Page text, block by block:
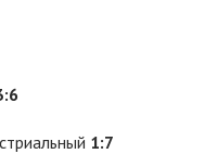
1:7